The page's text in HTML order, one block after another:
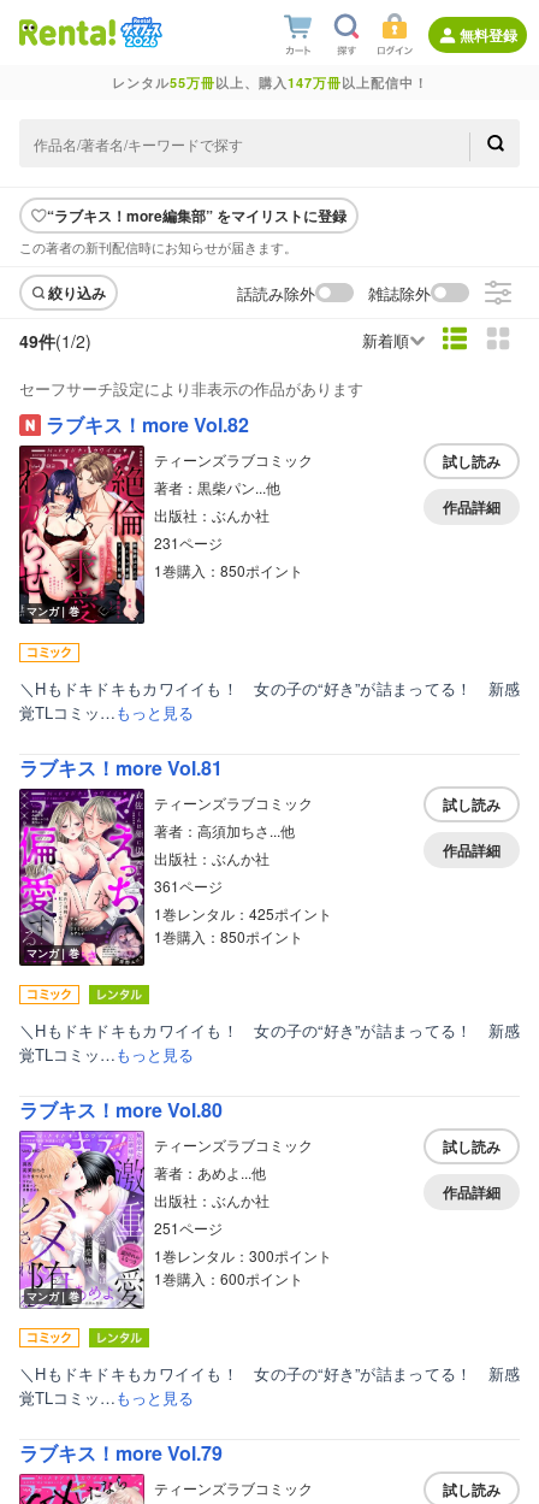
無料登録
レンタル55万冊以上、購入147万冊以上配信中！
“ラブキス！more編集部” をマイリストに登録
この著者の新刊配信時にお知らせが届きます。
絞り込み 話読み除外 雑誌除外
49件(1/2) 新着順
セーフサーチ設定により非表示の作品があります
ラブキス！more Vol.82
マンガ｜巻
ティーンズラブコミック
著者：黒柴パン...他
出版社：ぶんか社
231ページ
1巻購入：850ポイント
試し読み
作品詳細
＼Hもドキドキもカワイイも！ 女の子の“好き”が詰まってる！ 新感
覚TLコミッ…もっと見る
ラブキス！more Vol.81
マンガ｜巻
ティーンズラブコミック
著者：高須加ちさ...他
出版社：ぶんか社
361ページ
1巻レンタル：425ポイント
1巻購入：850ポイント
試し読み
作品詳細
＼Hもドキドキもカワイイも！ 女の子の“好き”が詰まってる！ 新感
覚TLコミッ…もっと見る
ラブキス！more Vol.80
マンガ｜巻
ティーンズラブコミック
著者：あめよ...他
出版社：ぶんか社
251ページ
1巻レンタル：300ポイント
1巻購入：600ポイント
試し読み
作品詳細
＼Hもドキドキもカワイイも！ 女の子の“好き”が詰まってる！ 新感
覚TLコミッ…もっと見る
ラブキス！more Vol.79
ティーンズラブコミック
試し読み